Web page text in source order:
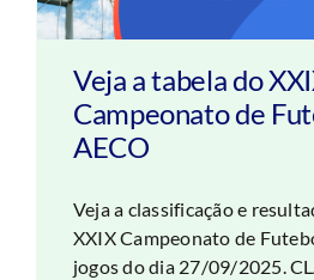
Veja a tabela do
Campeonato de
AECO
Veja a classificação e
XXIX Campeonato de
jogos do dia 27/09/2025.